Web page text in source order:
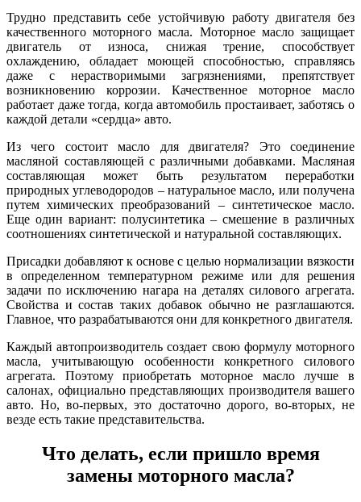
Трудно представить себе устойчивую работу двигателя без
качественного моторного масла. Моторное масло защищает
двигатель от износа, снижая трение, способствует
охлаждению, обладает моющей способностью, справляясь
даже с нерастворимыми загрязнениями, препятствует
возникновению коррозии. Качественное моторное масло
работает даже тогда, когда автомобиль простаивает, заботясь о
каждой детали «сердца» авто.
Из чего состоит масло для двигателя? Это соединение
масляной составляющей с различными добавками. Масляная
составляющая может быть результатом переработки
природных углеводородов – натуральное масло, или получена
путем химических преобразований – синтетическое масло.
Еще один вариант: полусинтетика – смешение в различных
соотношениях синтетической и натуральной составляющих.
Присадки добавляют к основе с целью нормализации вязкости
в определенном температурном режиме или для решения
задачи по исключению нагара на деталях силового агрегата.
Свойства и состав таких добавок обычно не разглашаются.
Главное, что разрабатываются они для конкретного двигателя.
Каждый автопроизводитель создает свою формулу моторного
масла, учитывающую особенности конкретного силового
агрегата. Поэтому приобретать моторное масло лучше в
салонах, официально представляющих производителя вашего
авто. Но, во-первых, это достаточно дорого, во-вторых, не
везде есть такие представительства.
Что делать, если пришло время
замены моторного масла?